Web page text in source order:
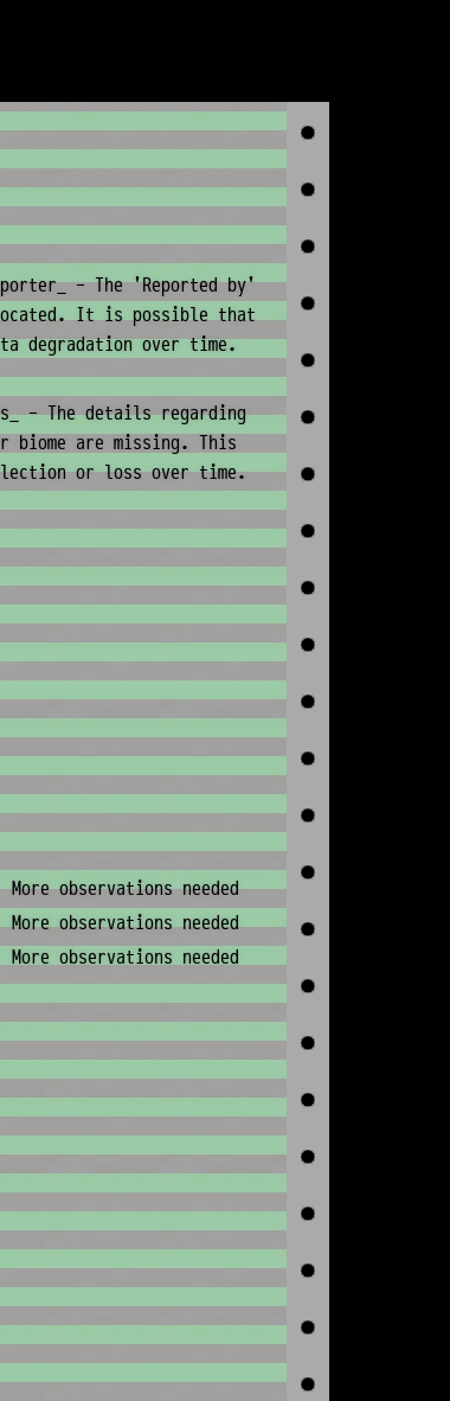
- The 'Reported by'
It is possible that
degradation over time.
- The details regarding
are missing. This
or loss over time.
More observations needed
More observations needed
More observations needed